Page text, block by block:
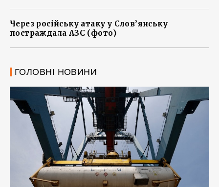
Через російську атаку у Слов’янську
постраждала АЗС (фото)
ГОЛОВНІ НОВИНИ